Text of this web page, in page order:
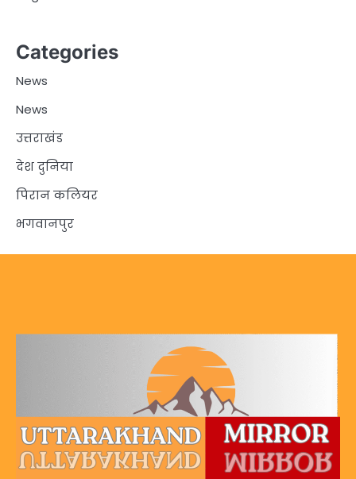
Categories
News
News
उत्तराखंड
देश दुनिया
पिरान कलियर
भगवानपुर